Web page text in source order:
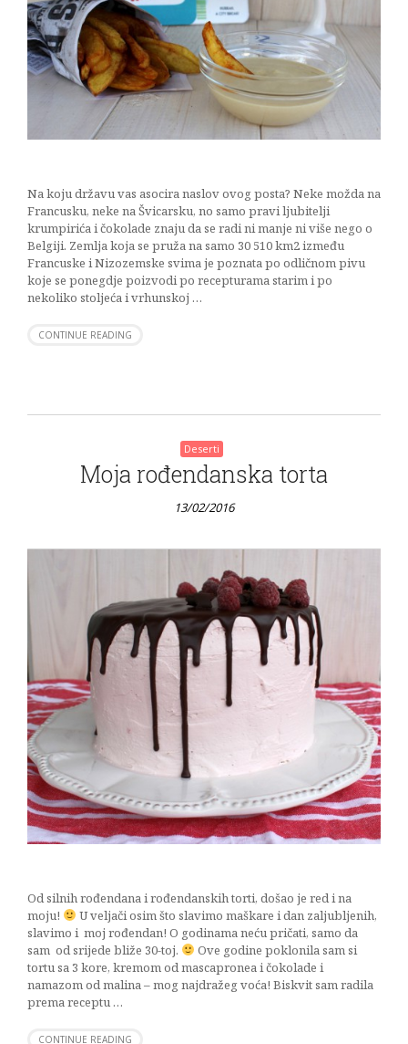
Na koju državu vas asocira naslov ovog posta? Neke možda na
Francusku, neke na Švicarsku, no samo pravi ljubitelji
krumpirića i čokolade znaju da se radi ni manje ni više nego o
Belgiji. Zemlja koja se pruža na samo 30 510 km2 između
Francuske i Nizozemske svima je poznata po odličnom pivu
koje se ponegdje poizvodi po recepturama starim i po
nekoliko stoljeća i vrhunskoj …
CONTINUE READING
Deserti
Moja rođendanska torta
13/02/2016
Od silnih rođendana i rođendanskih torti, došao je red i na
moju!
U veljači osim što slavimo maškare i dan zaljubljenih,
slavimo i moj rođendan! O godinama neću pričati, samo da
sam od srijede bliže 30-toj.
Ove godine poklonila sam si
tortu sa 3 kore, kremom od mascapronea i čokolade i
namazom od malina – mog najdražeg voća! Biskvit sam radila
prema receptu …
CONTINUE READING